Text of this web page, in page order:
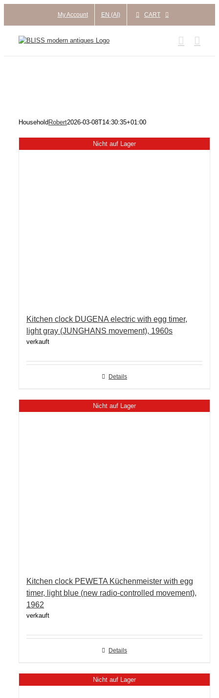
content
My Account EN (AI) CART
Household Robert2026-03-08T14:30:35+01:00
Nicht auf Lager
Kitchen clock DUGENA electric with egg timer,
light gray (JUNGHANS movement), 1960s
verkauft
Details
Nicht auf Lager
Kitchen clock PEWETA Küchenmeister with egg
timer, light blue (new radio-controlled movement),
1962
verkauft
Details
Nicht auf Lager